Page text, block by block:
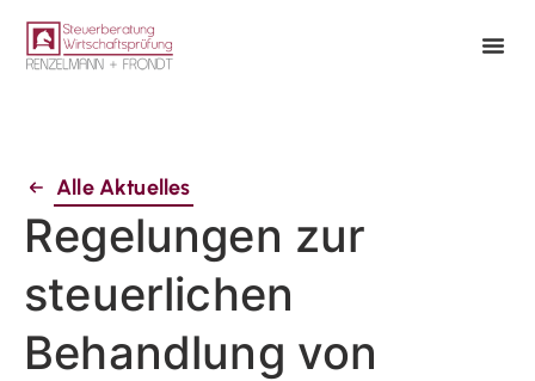
Alle Aktuelles
Regelungen zur
steuerlichen
Behandlung von